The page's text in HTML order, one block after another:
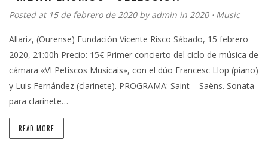
Posted at 15 de febrero de 2020 byadmin in 2020⋅ Music
Allariz, (Ourense) Fundación Vicente Risco Sábado, 15 febrero
2020, 21:00h Precio: 15€ Primer concierto del ciclo de música de
cámara «VI Petiscos Musicais», con el dúo Francesc Llop (piano)
y Luis Fernández (clarinete). PROGRAMA: Saint – Saëns. Sonata
para clarinete…
READ MORE